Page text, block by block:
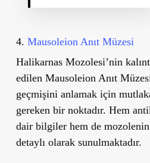
4. Mausoleion Anıt Müzesi
Halikarnas Mozolesi’nin
edilen Mausoleion Anıt
geçmişini anlamak için
gereken bir noktadır. Hem
dair bilgiler hem de
detaylı olarak sunulmaktadır.